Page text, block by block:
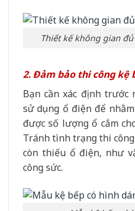
Thiết kế không gian
2. Đảm bảo thi công kệ
Bạn cần xác định trước
sử dụng ổ điện để
được số lượng ổ cắm
Tránh tình trạng thi
còn thiếu ổ điện, như
công sức.